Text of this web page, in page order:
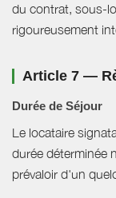
du contrat, sous-
rigoureusement
Article 7 —
Durée de Séjour
Le locataire
durée déterminée
prévaloir d'un